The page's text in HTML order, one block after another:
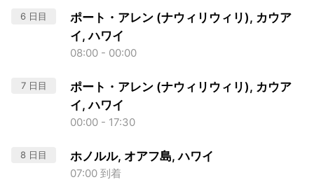
6 日目
ポート・アレン (ナウィリウィリ), カウア
イ, ハワイ
08:00 - 00:00
7 日目
ポート・アレン (ナウィリウィリ), カウア
イ, ハワイ
00:00 - 17:30
8 日目 ホノルル, オアフ島, ハワイ
07:00 到着